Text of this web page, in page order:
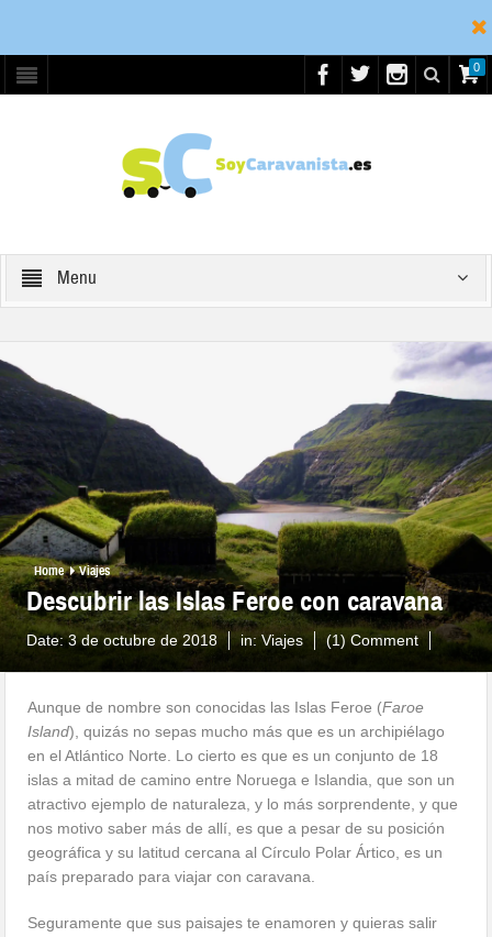
0
Menu
Home Viajes
Descubrir las Islas Feroe con caravana
Date:3 de octubre de 2018 in:Viajes (1) Comment
Aunque de nombre son conocidas las Islas Feroe (Faroe
Island), quizás no sepas mucho más que es un archipiélago
en el Atlántico Norte. Lo cierto es que es un conjunto de 18
islas a mitad de camino entre Noruega e Islandia, que son un
atractivo ejemplo de naturaleza, y lo más sorprendente, y que
nos motivo saber más de allí, es que a pesar de su posición
geográfica y su latitud cercana al Círculo Polar Ártico, es un
país preparado para viajar con caravana.
Seguramente que sus paisajes te enamoren y quieras salir